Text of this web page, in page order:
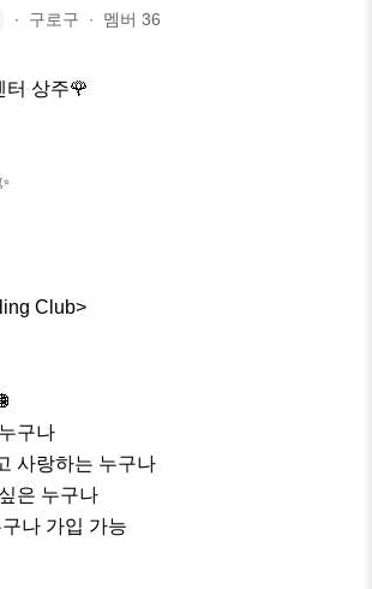
∙ 구로구 ∙ 멤버 36
터 상주🌹
Club>
구나
사랑하는 누구나
은 누구나
나 가입 가능